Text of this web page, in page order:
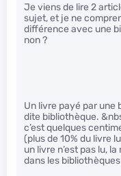
Je viens de lire 2
sujet, et je ne
différence avec une
non ?
Un livre payé par une
dite bibliothèque.
c’est quelques
(plus de 10% du livre
un livre n’est pas lu,
dans les